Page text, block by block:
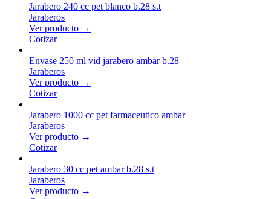
Jarabero 240 cc pet blanco b.28 s.t
Jaraberos
Ver producto →
Cotizar
Envase 250 ml vid jarabero ambar b.28
Jaraberos
Ver producto →
Cotizar
Jarabero 1000 cc pet farmaceutico ambar
Jaraberos
Ver producto →
Cotizar
Jarabero 30 cc pet ambar b.28 s.t
Jaraberos
Ver producto →